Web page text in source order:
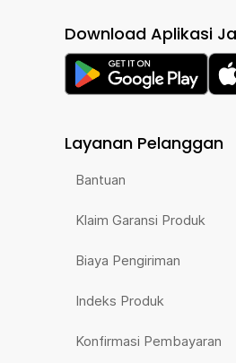
Download Aplikasi
Layanan Pelanggan
Bantuan
Klaim Garansi Produk
Biaya Pengiriman
Indeks Produk
Konfirmasi Pembayaran